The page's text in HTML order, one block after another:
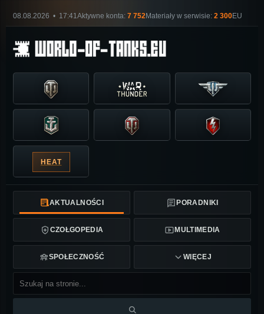
08.08.2026 • 17:41Aktywne konta: 7 752Materiały w serwisie: 2 300EU
HEAT
AKTUALNOŚCI PORADNIKI
CZOŁGOPEDIA MULTIMEDIA
SPOŁECZNOŚĆ WIĘCEJ